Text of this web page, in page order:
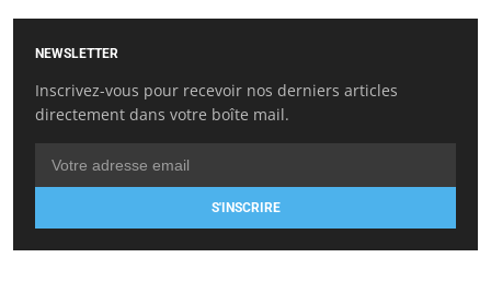
NEWSLETTER
Inscrivez-vous pour recevoir nos derniers articles
directement dans votre boîte mail.
S'INSCRIRE